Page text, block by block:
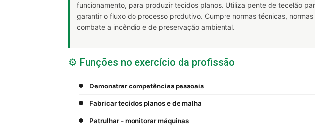
funcionamento, para produzir tecidos planos. Utiliza pente de tecelão
garantir o fluxo do processo produtivo. Cumpre normas técnicas,
combate a incêndio e de preservação ambiental.
⚙️ Funções no exercício da profissão
Demonstrar competências pessoais
Fabricar tecidos planos e de malha
Patrulhar - monitorar máquinas